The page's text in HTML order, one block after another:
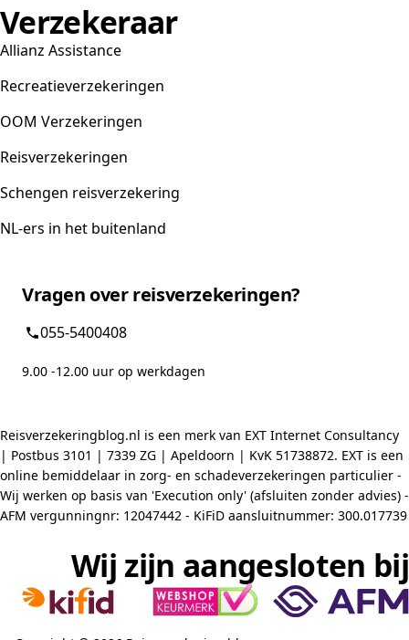
Verzekeraar
Allianz Assistance
Recreatieverzekeringen
OOM Verzekeringen
Reisverzekeringen
Schengen reisverzekering
NL-ers in het buitenland
Vragen over reisverzekeringen?
055-5400408
9.00 -12.00 uur op werkdagen
Reisverzekeringblog.nl is een merk van EXT Internet Consultancy
| Postbus 3101 | 7339 ZG | Apeldoorn | KvK 51738872. EXT is een
online bemiddelaar in zorg- en schadeverzekeringen particulier -
Wij werken op basis van 'Execution only' (afsluiten zonder advies) -
AFM vergunningnr: 12047442 - KiFiD aansluitnummer: 300.017739
Wij zijn aangesloten bij